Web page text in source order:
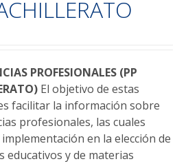
PROFESIONALES (PP
El objetivo de estas
facilitar la información sobre
profesionales, las cuales
en la elección de
educativos y de materias